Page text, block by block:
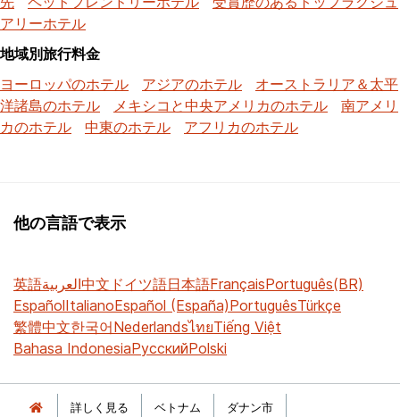
アリーホテル
地域別旅行料金
ヨーロッパのホテル
アジアのホテル
オーストラリア＆太平
洋諸島のホテル
メキシコと中央アメリカのホテル
南アメリ
カのホテル
中東のホテル アフリカのホテル
他の言語で表示
英語العربية中文 ドイツ語日本語FrançaisPortuguês(BR)
EspañolItalianoEspañol (España)PortuguêsTürkçe
繁體中文한국어NederlandsไทยTiếng Việt
Bahasa IndonesiaРусскийPolski
詳しく見る ベトナム
ダナン市